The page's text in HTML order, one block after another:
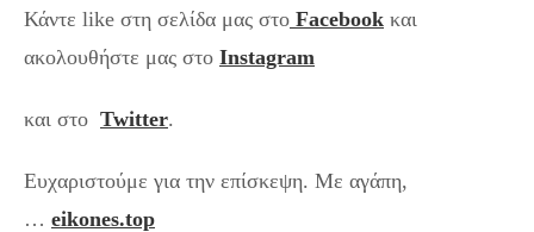
Κάντε like στη σελίδα μας στο Facebook και
ακολουθήστε μας στο Instagram
και στο Twitter.
Ευχαριστούμε για την επίσκεψη. Με αγάπη,
… eikones.top